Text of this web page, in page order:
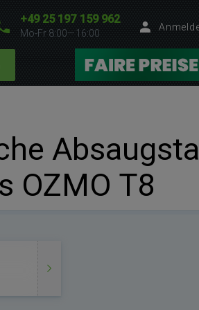
+49 25 197 159 962
Mo-Fr 8:00—16:00
OZMO T8